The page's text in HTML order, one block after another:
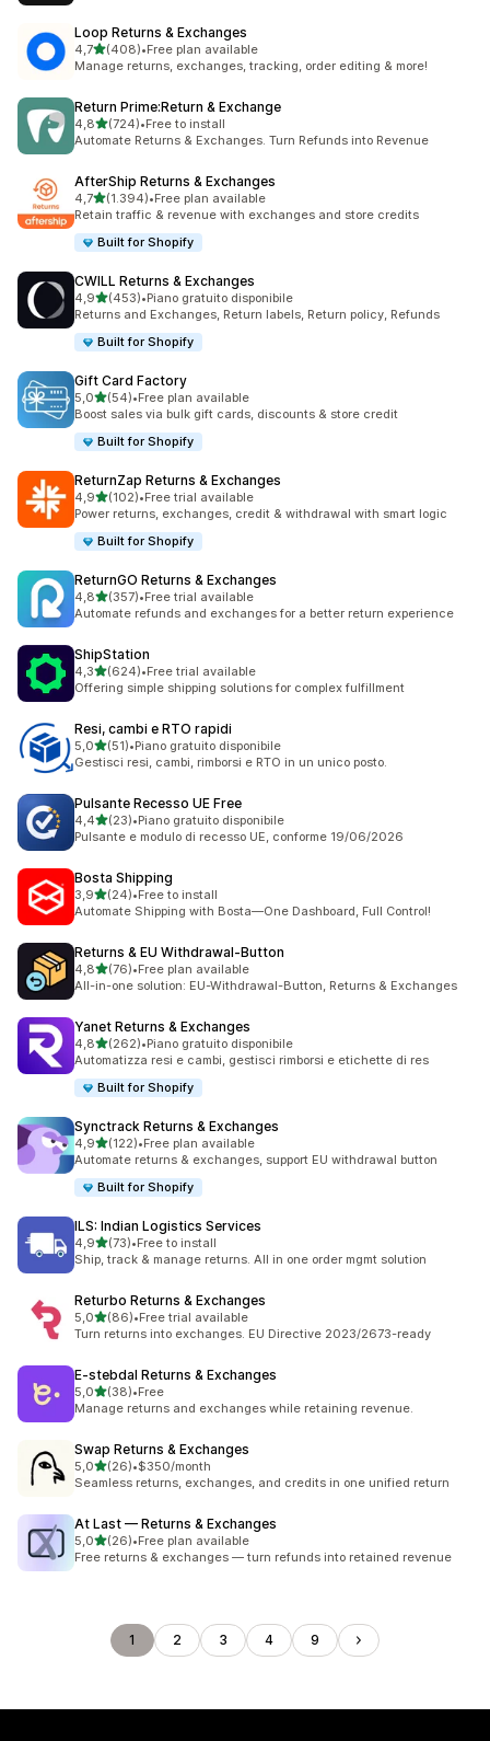
Loop Returns & Exchanges
4,7stelle su 5
(408)
408 recensioni totali
•Free plan available
Manage returns, exchanges, tracking, order editing & more!
Return Prime:Return & Exchange
4,8stelle su 5
(724)
724 recensioni totali
•Free to install
Automate Returns & Exchanges. Turn Refunds into Revenue
AfterShip Returns & Exchanges
4,7stelle su 5
(1.394)
1394 recensioni totali
•Free plan available
Retain traffic & revenue with exchanges and store credits
Built for Shopify
CWILL Returns & Exchanges
4,9stelle su 5
(453)
453 recensioni totali
•Piano gratuito disponibile
Returns and Exchanges, Return labels, Return policy, Refunds
Built for Shopify
Gift Card Factory
5,0stelle su 5
(54)
54 recensioni totali
•Free plan available
Boost sales via bulk gift cards, discounts & store credit
Built for Shopify
ReturnZap Returns & Exchanges
4,9stelle su 5
(102)
102 recensioni totali
•Free trial available
Power returns, exchanges, credit & withdrawal with smart logic
Built for Shopify
ReturnGO Returns & Exchanges
4,8stelle su 5
(357)
357 recensioni totali
•Free trial available
Automate refunds and exchanges for a better return experience
ShipStation
4,3stelle su 5
(624)
624 recensioni totali
•Free trial available
Offering simple shipping solutions for complex fulfillment
Resi, cambi e RTO rapidi
5,0stelle su 5
(51)
51 recensioni totali
•Piano gratuito disponibile
Gestisci resi, cambi, rimborsi e RTO in un unico posto.
Pulsante Recesso UE Free
4,4stelle su 5
(23)
23 recensioni totali
•Piano gratuito disponibile
Pulsante e modulo di recesso UE, conforme 19/06/2026
Bosta Shipping
3,9stelle su 5
(24)
24 recensioni totali
•Free to install
Automate Shipping with Bosta—One Dashboard, Full Control!
Returns & EU Withdrawal‑Button
4,8stelle su 5
(76)
76 recensioni totali
•Free plan available
All-in-one solution: EU-Withdrawal-Button, Returns & Exchanges
Yanet Returns & Exchanges
4,8stelle su 5
(262)
262 recensioni totali
•Piano gratuito disponibile
Automatizza resi e cambi, gestisci rimborsi e etichette di res
Built for Shopify
Synctrack Returns & Exchanges
4,9stelle su 5
(122)
122 recensioni totali
•Free plan available
Automate returns & exchanges, support EU withdrawal button
Built for Shopify
ILS: Indian Logistics Services
4,9stelle su 5
(73)
73 recensioni totali
•Free to install
Ship, track & manage returns. All in one order mgmt solution
Returbo Returns & Exchanges
5,0stelle su 5
(86)
86 recensioni totali
•Free trial available
Turn returns into exchanges. EU Directive 2023/2673-ready
E‑stebdal Returns & Exchanges
5,0stelle su 5
(38)
38 recensioni totali
•Free
Manage returns and exchanges while retaining revenue.
Swap Returns & Exchanges
5,0stelle su 5
(26)
26 recensioni totali
•$350/month
Seamless returns, exchanges, and credits in one unified return
At Last — Returns & Exchanges
5,0stelle su 5
(26)
26 recensioni totali
•Free plan available
Free returns & exchanges — turn refunds into retained revenue
1 2 3 4 9